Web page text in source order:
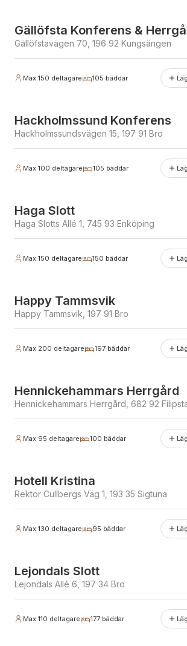
Gällöfsta Konferens &
Gällöfstavägen 70, 196 92 Kungsängen
Max 150 deltagare 105 bäddar
Hackholmssund Konferens
Hackholmssundsvägen 15, 197 91 Bro
Max 100 deltagare 105 bäddar
Haga Slott
Haga Slotts Allé 1, 745 93 Enköping
Max 150 deltagare 150 bäddar
Happy Tammsvik
Happy Tammsvik, 197 91 Bro
Max 200 deltagare 197 bäddar
Hennickehammars Herrgård
Hennickehammars Herrgård, 682 92
Max 95 deltagare 100 bäddar
Hotell Kristina
Rektor Cullbergs Väg 1, 193 35 Sigtuna
Max 130 deltagare 95 bäddar
Lejondals Slott
Lejondals Allé 6, 197 34 Bro
Max 110 deltagare 177 bäddar